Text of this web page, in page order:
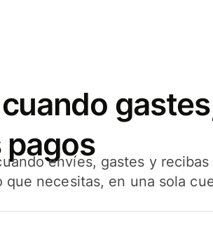
pagos
envíes, gastes y
que necesitas, en una sola